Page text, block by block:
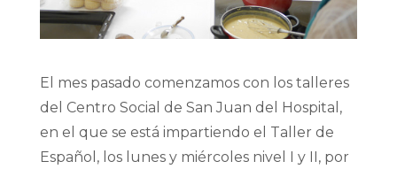
El mes pasado comenzamos con los talleres
del Centro Social de San Juan del Hospital,
en el que se está impartiendo el Taller de
Español, los lunes y miércoles nivel I y II, por